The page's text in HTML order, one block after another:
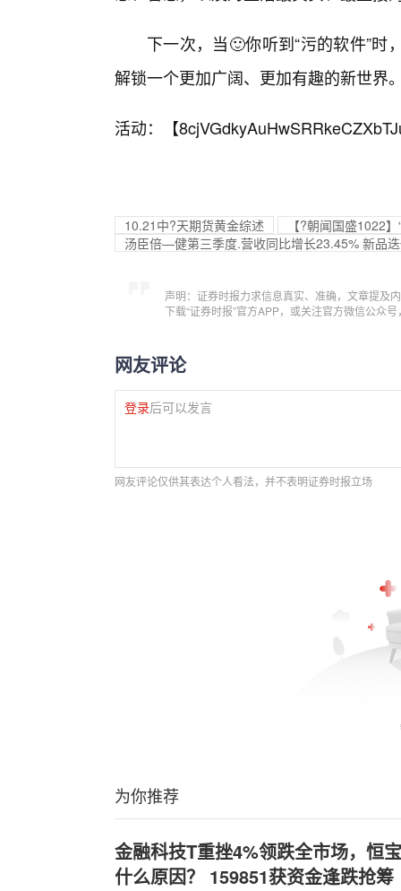
下一次，当🙂你听到“污的软件”
解锁一个更加广阔、更加有趣的新世界
活动：【
10.21中?天期货黄金综述
【?朝闻国盛1022
汤臣倍—健第三季度.营收同比增长23.45% 新品
声明：证券时报力求信息真实、准确，文章提及
下载“证券时报”官方APP，或关注官方微信公众
网友评论
登录后可以发言
网友评论仅供其表达个人看法，并不表明证券时报立场
为你推荐
金融科技T重挫4%领跌全市场，恒
什么原因？ 159851获资金逢跌抢筹